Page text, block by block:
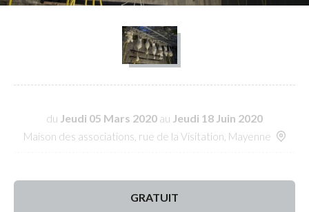
du Jeudi 05 Mars 2020 au Jeudi 18 Juin 2020
Maison des associations, rue de la Visitation, Mayenne
GRATUIT